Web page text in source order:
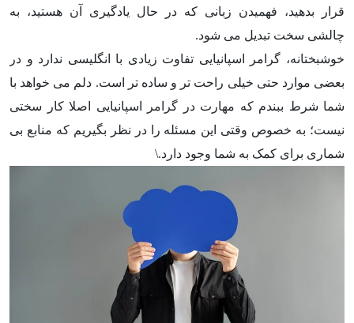
قرار بدهید، فهمیدن زبانی که در حال یادگیری آن هستید، به
چالشی سخت تبدیل می شود.
خوشبختانه، گرامر اسپانیایی تفاوت زیادی با انگلیسی ندارد و در
بعضی موارد حتی خیلی راحت تر و ساده تر است. دلم می خواهد با
شما شرط ببندم که مهارت در گرامر اسپانیایی اصلا کار سختی
نیست؛ به خصوص وقتی این مسئله را در نظر بگیریم که منابع بی
شماری برای کمک به شما وجود دارد.\